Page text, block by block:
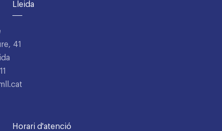
Lleida
41
Horari d'atenció